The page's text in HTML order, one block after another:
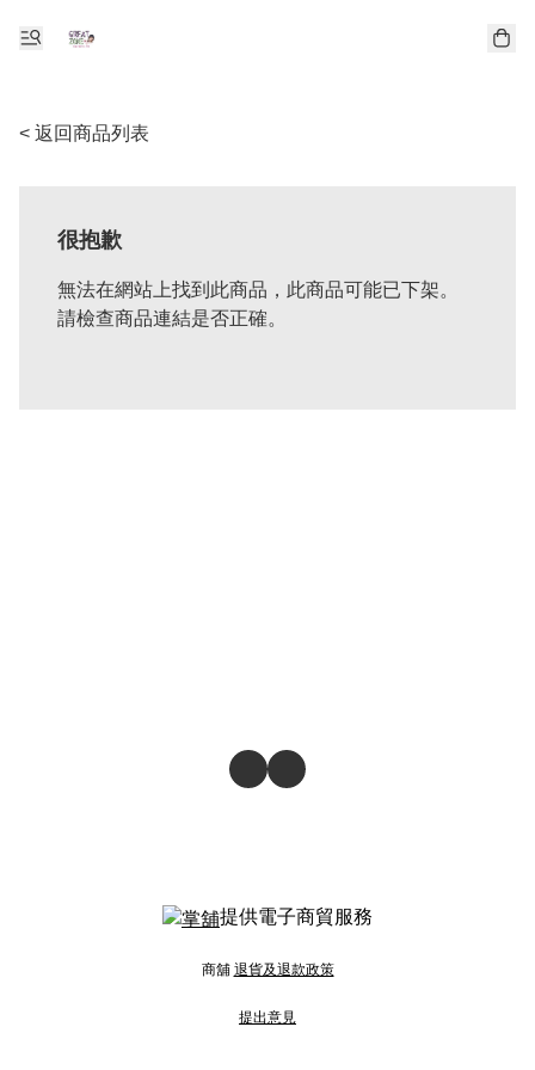
< 返回商品列表
很抱歉
無法在網站上找到此商品，此商品可能已下架。
請檢查商品連結是否正確。
提供電子商貿服務
商舖 退貨及退款政策
提出意見